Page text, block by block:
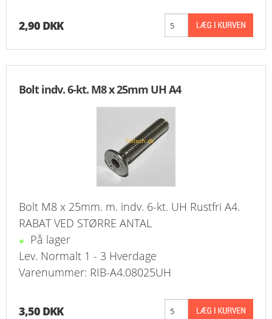
2,90 DKK
Bolt indv. 6-kt. M8 x 25mm UH A4
Bolt M8 x 25mm. m. indv. 6-kt. UH Rustfri A4.
RABAT VED STØRRE ANTAL
På lager
Lev. Normalt 1 - 3 Hverdage
Varenummer: RIB-A4.08025UH
3,50 DKK